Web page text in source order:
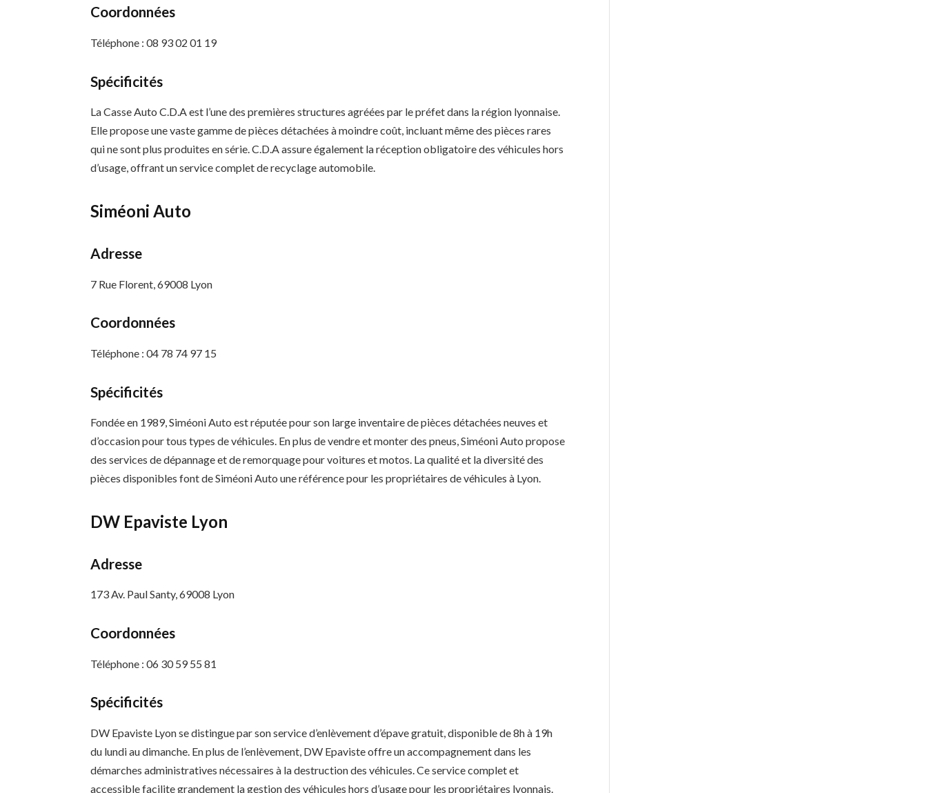
Coordonnées
Téléphone : 08 93 02 01 19
Spécificités
La Casse Auto C.D.A est l’une des premières structures agréées par le préfet dans la région lyonnaise.
Elle propose une vaste gamme de pièces détachées à moindre coût, incluant même des pièces rares
qui ne sont plus produites en série. C.D.A assure également la réception obligatoire des véhicules hors
d’usage, offrant un service complet de recyclage automobile.
Siméoni Auto
Adresse
7 Rue Florent, 69008 Lyon
Coordonnées
Téléphone : 04 78 74 97 15
Spécificités
Fondée en 1989, Siméoni Auto est réputée pour son large inventaire de pièces détachées neuves et
d’occasion pour tous types de véhicules. En plus de vendre et monter des pneus, Siméoni Auto propose
des services de dépannage et de remorquage pour voitures et motos. La qualité et la diversité des
pièces disponibles font de Siméoni Auto une référence pour les propriétaires de véhicules à Lyon.
DW Epaviste Lyon
Adresse
173 Av. Paul Santy, 69008 Lyon
Coordonnées
Téléphone : 06 30 59 55 81
Spécificités
DW Epaviste Lyon se distingue par son service d’enlèvement d’épave gratuit, disponible de 8h à 19h
du lundi au dimanche. En plus de l’enlèvement, DW Epaviste offre un accompagnement dans les
démarches administratives nécessaires à la destruction des véhicules. Ce service complet et
accessible facilite grandement la gestion des véhicules hors d’usage pour les propriétaires lyonnais.